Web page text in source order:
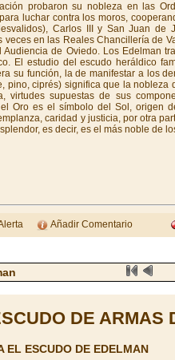
probaron su nobleza en las
luchar contra los moros,
Carlos III y San Juan de
veces en las Reales Chancillería de
de Oviedo. Los Edelman
El estudio del escudo heráldico
su función, la de manifestar a los
pino, ciprés) significa que la nobleza
virtudes supuestas de sus
Oro es el símbolo del Sol, origen
caridad y justicia, por otra
es decir, es el más noble de
Añadir Comentario
DE ARMAS
EL ESCUDO DE EDELMAN